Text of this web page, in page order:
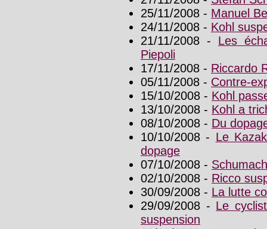
25/11/2008 - Manuel
24/11/2008 - Kohl
21/11/2008 - Les
Piepoli
17/11/2008 - Riccardo
05/11/2008 - Contre-
15/10/2008 - Kohl
13/10/2008 - Kohl a
08/10/2008 - Du
10/10/2008 - Le
dopage
07/10/2008 -
02/10/2008 - Ricco
30/09/2008 - La lutte
29/09/2008 - Le
suspension